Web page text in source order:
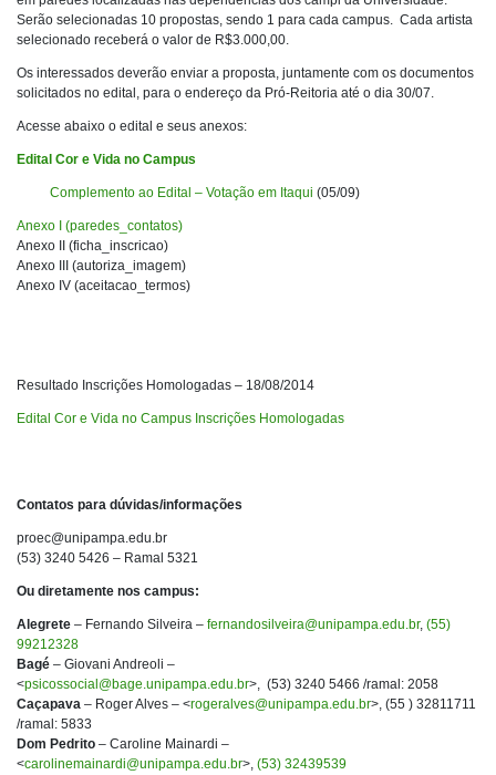
Serão selecionadas 10 propostas, sendo 1 para cada campus. Cada artista
selecionado receberá o valor de R$3.000,00.
Os interessados deverão enviar a proposta, juntamente com os documentos
solicitados no edital, para o endereço da Pró-Reitoria até o dia 30/07.
Acesse abaixo o edital e seus anexos:
Edital Cor e Vida no Campus
Complemento ao Edital – Votação em Itaqui (05/09)
Anexo I (paredes_contatos)
Anexo II (ficha_inscricao)
Anexo III (autoriza_imagem)
Anexo IV (aceitacao_termos)
Resultado Inscrições Homologadas – 18/08/2014
Edital Cor e Vida no Campus Inscrições Homologadas
Contatos para dúvidas/informações
proec@unipampa.edu.br
(53) 3240 5426 – Ramal 5321
Ou diretamente nos campus:
Alegrete – Fernando Silveira – fernandosilveira@unipampa.edu.br, (55)
99212328
Bagé – Giovani Andreoli –
<psicossocial@bage.unipampa.edu.br>, (53) 3240 5466 /ramal: 2058
Caçapava – Roger Alves – <rogeralves@unipampa.edu.br>, (55 ) 32811711
/ramal: 5833
Dom Pedrito – Caroline Mainardi –
<carolinemainardi@unipampa.edu.br>, (53) 32439539